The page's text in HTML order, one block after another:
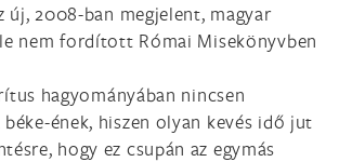
új, 2008-ban megjelent, magyar
nem fordított Római Misekönyvben
hagyományában nincsen
ének, hiszen olyan kevés idő jut
hogy ez csupán az egymás